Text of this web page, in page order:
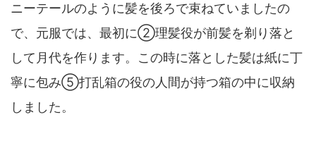
ニーテールのように髪を後ろで束ねていましたの
で、元服では、最初に②理髪役が前髪を剃り落と
して月代を作ります。この時に落とした髪は紙に丁
寧に包み⑤打乱箱の役の人間が持つ箱の中に収納
しました。